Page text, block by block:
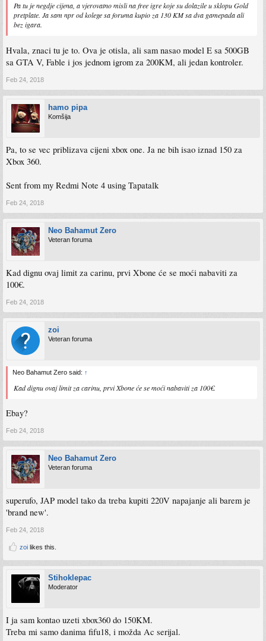
Pa tu je negdje cijena, a vjerovatno misli na free igre koje su dolazile u sklopu Gold
pretplate. Ja sam npr od kolege sa foruma kupio za 130 KM sa dva gamepada ali
bez igara.
Hvala, znaci tu je to. Ova je otisla, ali sam nasao model E sa 500GB
sa GTA V, Fable i jos jednom igrom za 200KM, ali jedan kontroler.
Feb 24, 2018
hamo pipa
Komšija
Pa, to se vec priblizava cijeni xbox one. Ja ne bih isao iznad 150 za
Xbox 360.
Sent from my Redmi Note 4 using Tapatalk
Feb 24, 2018
Neo Bahamut Zero
Veteran foruma
Kad dignu ovaj limit za carinu, prvi Xbone će se moći nabaviti za
100€.
Feb 24, 2018
zoi
Veteran foruma
Neo Bahamut Zero said: ↑
Kad dignu ovaj limit za carinu, prvi Xbone će se moći nabaviti za 100€.
Ebay?
Feb 24, 2018
Neo Bahamut Zero
Veteran foruma
superufo, JAP model tako da treba kupiti 220V napajanje ali barem je
'brand new'.
Feb 24, 2018
zoi likes this.
Stihoklepac
Moderator
I ja sam kontao uzeti xbox360 do 150KM.
Treba mi samo danima fifu18, i možda Ac serijal.